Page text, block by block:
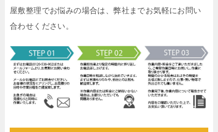
屋敷整理でお悩みの場合は、弊社までお気軽にお問い
合わせください。